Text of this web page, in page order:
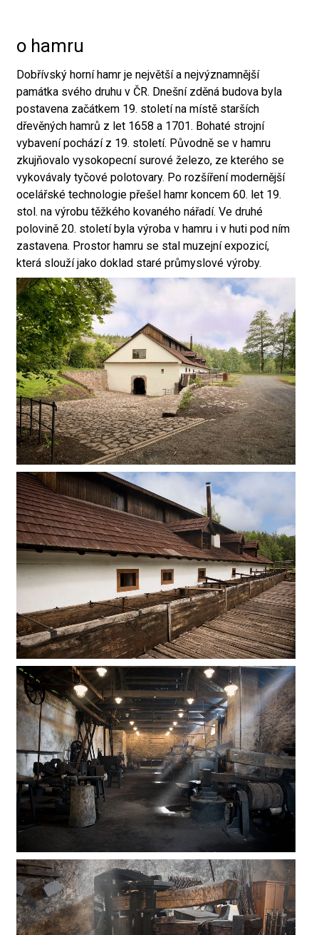
o hamru
Dobřívský horní hamr je největší a nejvýznamnější
památka svého druhu v ČR. Dnešní zděná budova byla
postavena začátkem 19. století na místě starších
dřevěných hamrů z let 1658 a 1701. Bohaté strojní
vybavení pochází z 19. století. Původně se v hamru
zkujňovalo vysokopecní surové železo, ze kterého se
vykovávaly tyčové polotovary. Po rozšíření modernější
ocelářské technologie přešel hamr koncem 60. let 19.
stol. na výrobu těžkého kovaného nářadí. Ve druhé
polovině 20. století byla výroba v hamru i v huti pod ním
zastavena. Prostor hamru se stal muzejní expozicí,
která slouží jako doklad staré průmyslové výroby.